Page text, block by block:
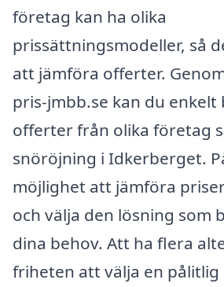
företag kan ha olika
prissättningsmodeller, så
att jämföra offerter.
pris-jmbb.se kan du enkelt
offerter från olika företag
snöröjning i Idkerberget.
möjlighet att jämföra
och välja den lösning som
dina behov. Att ha flera
friheten att välja en pålitlig